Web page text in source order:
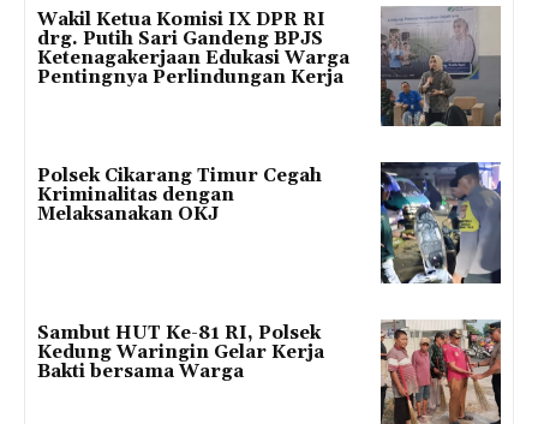
Wakil Ketua Komisi IX DPR RI
drg. Putih Sari Gandeng BPJS
Ketenagakerjaan Edukasi Warga
Pentingnya Perlindungan Kerja
Polsek Cikarang Timur Cegah
Kriminalitas dengan
Melaksanakan OKJ
Sambut HUT Ke-81 RI, Polsek
Kedung Waringin Gelar Kerja
Bakti bersama Warga